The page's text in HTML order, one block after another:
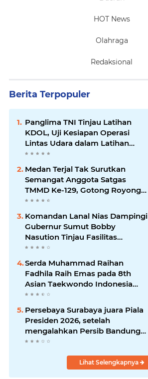
HOT News
Olahraga
Redaksional
Berita Terpopuler
Panglima TNI Tinjau Latihan
KDOL, Uji Kesiapan Operasi
Lintas Udara dalam Latihan
Terintegrasi TNI 2026
Medan Terjal Tak Surutkan
Semangat Anggota Satgas
TMMD Ke-129, Gotong Royong
Wujudkan Pembangunan di
Komandan Lanal Nias Dampingi
Gubernur Sumut Bobby
Nasution Tinjau Fasilitas
Kesehatan dan Budidaya
Serda Muhammad Raihan
Fadhila Raih Emas pada 8th
Asian Taekwondo Indonesia
Open Championship 2026*
Persebaya Surabaya juara Piala
Presiden 2026, setelah
mengalahkan Persib Bandung
melalui drama adu penalti pada
6-5 setelah kedua tim bermain
imbang 1-1 hingga 120 menit
Lihat Selengkapnya